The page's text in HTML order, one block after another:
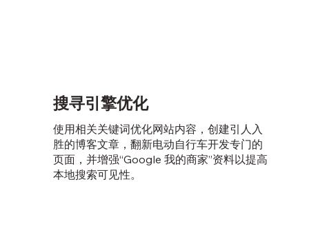
搜寻引擎优化
使用相关关键词优化网站内容，创建引人入
胜的博客文章，翻新电动自行车开发专门的
页面，并增强“Google 我的商家”资料以提高
本地搜索可见性。